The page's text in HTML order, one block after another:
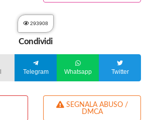
293908
Condividi
Telegram Whatsapp Twitter
DMCA